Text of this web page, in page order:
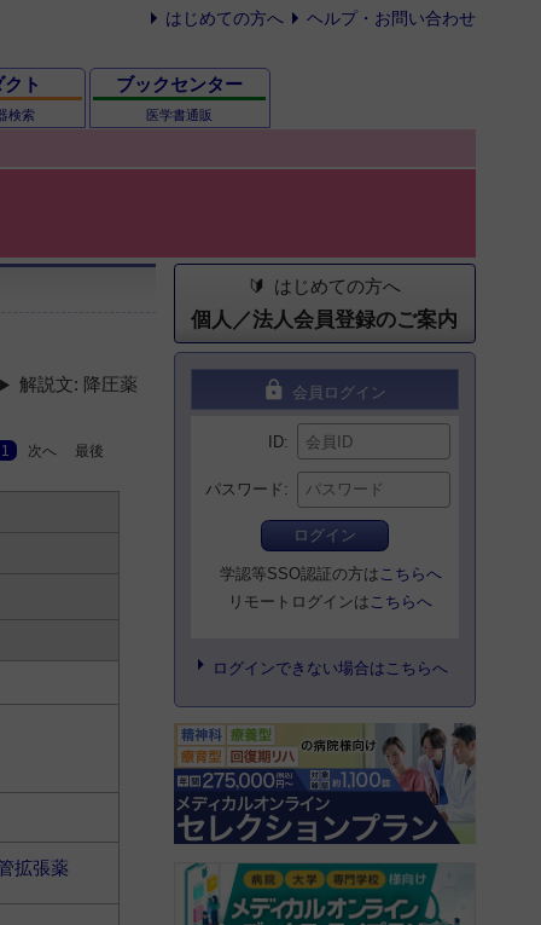
はじめての方へ ヘルプ・お問い合わせ
ト
検索
ブックセンター
医学書通販
解説文: 降圧薬
1 次へ 最後
拡張薬
はじめての方へ
個人／法人会員登録のご案内
lock 会員ログイン
ID
パスワード
ログイン
学認等SSO認証の方は こちらへ
リモートログインは こちらへ
ログインできない場合はこちらへ